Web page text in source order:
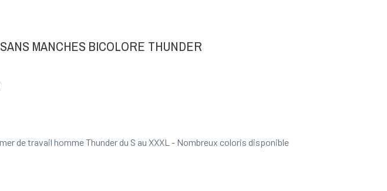
MANCHES BICOLORE THUNDER
de travail homme Thunder du S au XXXL - Nombreux coloris disponible